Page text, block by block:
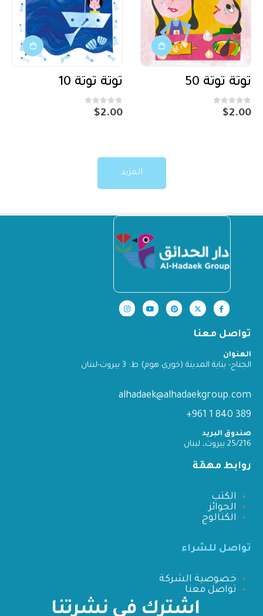
توتة توتة 50
0
out of 5
$2.00
توتة توتة 10
0
out of 5
$2.00
المزيد
تواصل معنا
العنوان
الجناح- بناية المدينة (خوري هوم) ط: 3 بيروت-لبنان
alhadaek@alhadaekgroup.com
389 840 1 961+
صندوق البريد
25/216 بيروت، لبنان
روابط مهمّة
الكتب
الجوائز
الكتالوج
تواصل للشراء
خصوصية الشركة
تواصل معنا
اشترك في نشرتنا